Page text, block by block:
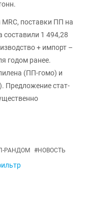
поставки ПП на
составили 1 494,28
+ импорт –
годом ранее.
(ПП-гомо) и
Предложение стат-
РАНДОМ #НОВОСТЬ